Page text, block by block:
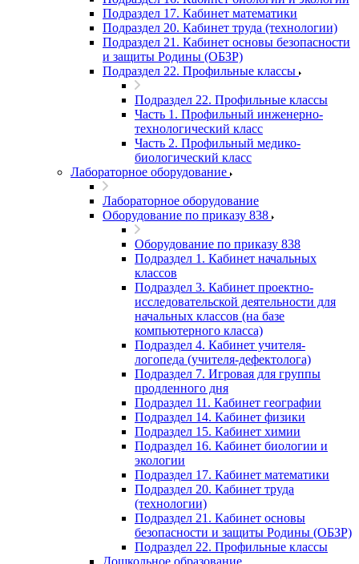
Подраздел 17. Кабинет математики
Подраздел 20. Кабинет труда (технологии)
Подраздел 21. Кабинет основы безопасности
и защиты Родины (ОБЗР)
Подраздел 22. Профильные классы
Подраздел 22. Профильные классы
Часть 1. Профильный инженерно-
технологический класс
Часть 2. Профильный медико-
биологический класс
Лабораторное оборудование
Лабораторное оборудование
Оборудование по приказу 838
Оборудование по приказу 838
Подраздел 1. Кабинет начальных
классов
Подраздел 3. Кабинет проектно-
исследовательской деятельности для
начальных классов (на базе
компьютерного класса)
Подраздел 4. Кабинет учителя-
логопеда (учителя-дефектолога)
Подраздел 7. Игровая для группы
продленного дня
Подраздел 11. Кабинет географии
Подраздел 14. Кабинет физики
Подраздел 15. Кабинет химии
Подраздел 16. Кабинет биологии и
экологии
Подраздел 17. Кабинет математики
Подраздел 20. Кабинет труда
(технологии)
Подраздел 21. Кабинет основы
безопасности и защиты Родины (ОБЗР)
Подраздел 22. Профильные классы
Дошкольное образование